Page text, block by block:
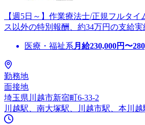
【週5日～】作業療法士/正規フルタ
ス以外の特別報酬、約34万円の支給実
医療・福祉系 月給230,000円〜
勤務地
面接地
埼玉県川越市新宿町6-33-2
川越駅、南大塚駅、川越市駅、本川越